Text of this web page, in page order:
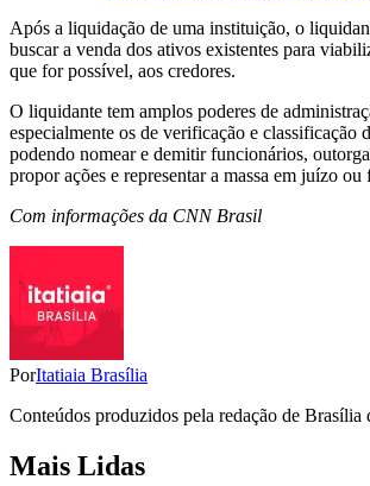
Após a liquidação de uma instituição, o
buscar a venda dos ativos existentes para
que for possível, aos credores.
O liquidante tem amplos poderes de
especialmente os de verificação e classificação
podendo nomear e demitir funcionários,
propor ações e representar a massa em juízo ou
Com informações da CNN Brasil
PorItatiaia Brasília
Conteúdos produzidos pela redação de Brasília
Mais Lidas